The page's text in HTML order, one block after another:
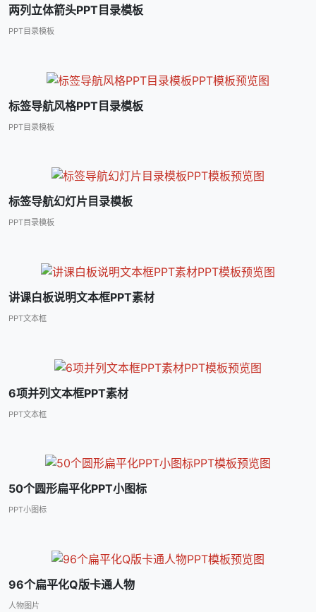
两列立体箭头PPT目录模板
PPT目录模板
标签导航风格PPT目录模板
PPT目录模板
标签导航幻灯片目录模板
PPT目录模板
讲课白板说明文本框PPT素材
PPT文本框
6项并列文本框PPT素材
PPT文本框
50个圆形扁平化PPT小图标
PPT小图标
96个扁平化Q版卡通人物
人物图片